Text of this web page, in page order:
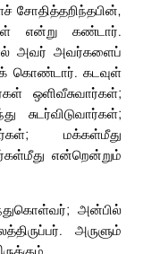
சோதித்தறிந்தபின்,
என்று கண்டார்.
அவர் அவர்களைப்
கொண்டார். கடவுள்
ஒளிவீசுவார்கள்;
சுடர்விடுவார்கள்;
மக்கள்மீது
என்றென்றும்
அன்பில்
அருளும்